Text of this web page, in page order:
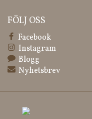
FÖLJ OSS
Facebook
Instagram
Blogg
Nyhetsbrev